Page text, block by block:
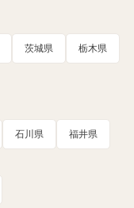
茨城県 栃木県
石川県 福井県